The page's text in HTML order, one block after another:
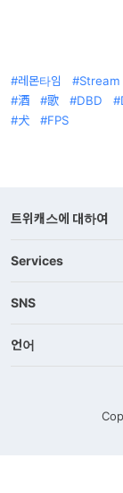
레몬타임 Stream
酒
歌 DBD
犬
FPS
트위캐스에 대하여
Services
SNS
언어